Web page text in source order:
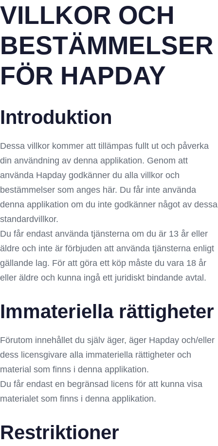
VILLKOR OCH
BESTÄMMELSER
FÖR HAPDAY
Introduktion
Dessa villkor kommer att tillämpas fullt ut och påverka
din användning av denna applikation. Genom att
använda Hapday godkänner du alla villkor och
bestämmelser som anges här. Du får inte använda
denna applikation om du inte godkänner något av dessa
standardvillkor.
Du får endast använda tjänsterna om du är 13 år eller
äldre och inte är förbjuden att använda tjänsterna enligt
gällande lag. För att göra ett köp måste du vara 18 år
eller äldre och kunna ingå ett juridiskt bindande avtal.
Immateriella rättigheter
Förutom innehållet du själv äger, äger Hapday och/eller
dess licensgivare alla immateriella rättigheter och
material som finns i denna applikation.
Du får endast en begränsad licens för att kunna visa
materialet som finns i denna applikation.
Restriktioner